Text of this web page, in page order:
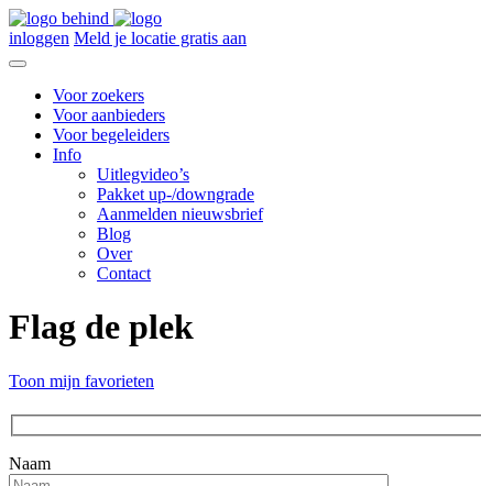
inloggen Meld je locatie gratis aan
Voor zoekers
Voor aanbieders
Voor begeleiders
Info
Uitlegvideo’s
Pakket up-/downgrade
Aanmelden nieuwsbrief
Blog
Over
Contact
Flag de plek
Toon mijn favorieten
Naam